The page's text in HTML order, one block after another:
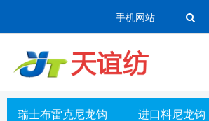
手机网站
瑞士布雷克尼龙钩
进口料尼龙钩